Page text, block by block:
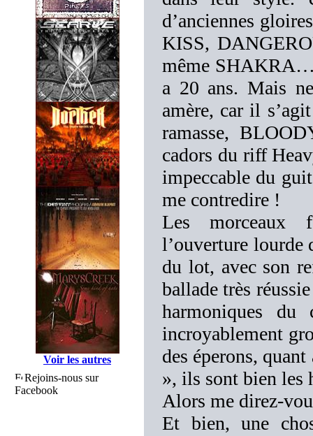
Voir les autres
Rejoins-nous sur
Facebook
d’anciennes
KISS,
même
a 20 ans. Mais
amère, car il
ramasse,
cadors du riff
impeccable du
me contredire !
Les morceaux
l’ouverture lourde
du lot, avec son
ballade très
harmoniques
incroyablement
des éperons,
», ils sont bien les
Alors me direz-
Et bien, une